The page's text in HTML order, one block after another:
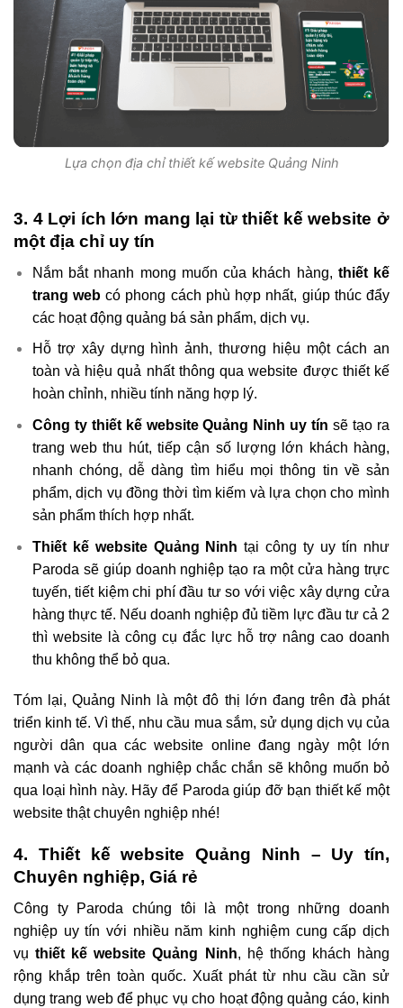
Lựa chọn địa chỉ thiết kế website Quảng Ninh
3. 4 Lợi ích lớn mang lại từ thiết kế website ở
một địa chỉ uy tín
Nắm bắt nhanh mong muốn của khách hàng, thiết kế
trang webcó phong cách phù hợp nhất, giúp thúc đẩy
các hoạt động quảng bá sản phẩm, dịch vụ.
Hỗ trợ xây dựng hình ảnh, thương hiệu một cách an
toàn và hiệu quả nhất thông qua website được thiết kế
hoàn chỉnh, nhiều tính năng hợp lý.
Công ty thiết kế website Quảng Ninh uy tínsẽ tạo ra
trang web thu hút, tiếp cận số lượng lớn khách hàng,
nhanh chóng, dễ dàng tìm hiểu mọi thông tin về sản
phẩm, dịch vụ đồng thời tìm kiếm và lựa chọn cho mình
sản phẩm thích hợp nhất.
Thiết kế website Quảng Ninhtại công ty uy tín như
Paroda sẽ giúp doanh nghiệp tạo ra một cửa hàng trực
tuyến, tiết kiệm chi phí đầu tư so với việc xây dựng cửa
hàng thực tế. Nếu doanh nghiệp đủ tiềm lực đầu tư cả 2
thì website là công cụ đắc lực hỗ trợ nâng cao doanh
thu không thể bỏ qua.
Tóm lại, Quảng Ninh là một đô thị lớn đang trên đà phát
triển kinh tế. Vì thế, nhu cầu mua sắm, sử dụng dịch vụ của
người dân qua các website online đang ngày một lớn
mạnh và các doanh nghiệp chắc chắn sẽ không muốn bỏ
qua loại hình này. Hãy để Paroda giúp đỡ bạn thiết kế một
website thật chuyên nghiệp nhé!
4. Thiết kế website Quảng Ninh – Uy tín,
Chuyên nghiệp, Giá rẻ
Công ty Paroda chúng tôi là một trong những doanh
nghiệp uy tín với nhiều năm kinh nghiệm cung cấp dịch
vụthiết kế website Quảng Ninh, hệ thống khách hàng
rộng khắp trên toàn quốc. Xuất phát từ nhu cầu cần sử
dụng trang web để phục vụ cho hoạt động quảng cáo, kinh